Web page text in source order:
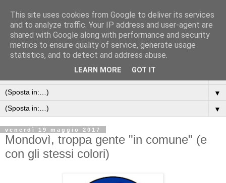
▼
▼
venerdì 19 maggio 2017
Mondovì, troppa gente "in comune" (e
con gli stessi colori)
This site uses cookies from Google to deliver its services
and to analyze traffic. Your IP address and user-agent are
shared with Google along with performance and security
metrics to ensure quality of service, generate usage
statistics, and to detect and address abuse.
LEARN MORE GOT IT